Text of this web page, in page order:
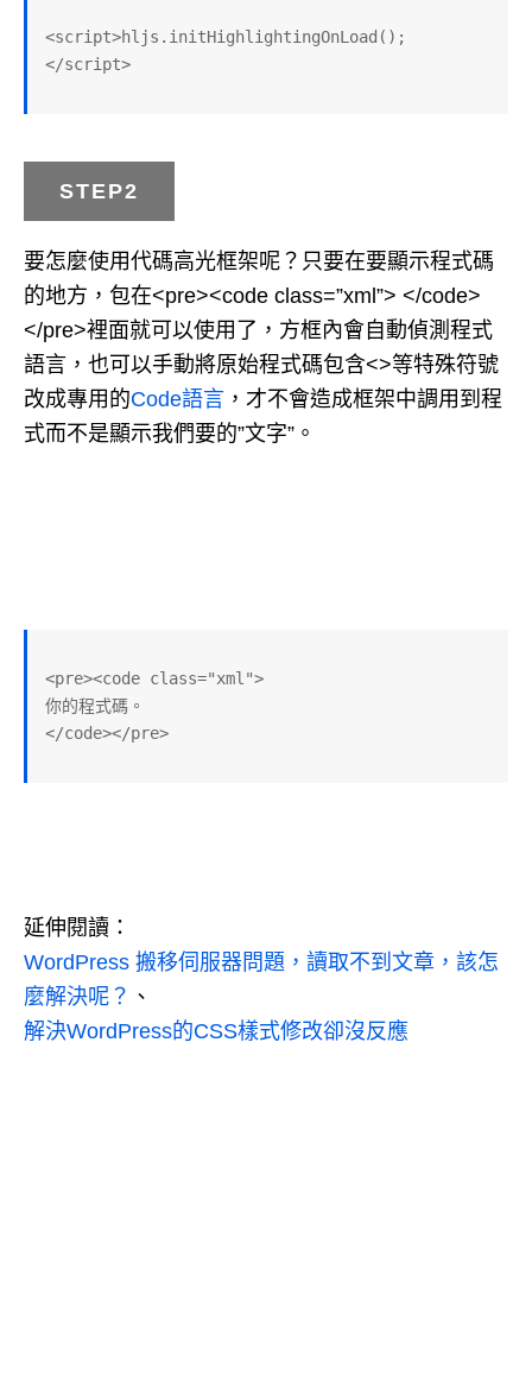
<script>hljs.initHighlightingOnLoad();
</script>
STEP2
要怎麼使用代碼高光框架呢？只要在要顯示程式碼
的地方，包在<pre><code class=”xml”> </code>
</pre>裡面就可以使用了，方框內會自動偵測程式
語言，也可以手動將原始程式碼包含<>等特殊符號
改成專用的Code語言 ，才不會造成框架中調用到程
式而不是顯示我們要的”文字”。
<pre><code class="xml">
你的程式碼。
</code></pre>
延伸閱讀：
WordPress 搬移伺服器問題，讀取不到文章，該怎
麼解決呢？ 、
解決WordPress的CSS樣式修改卻沒反應